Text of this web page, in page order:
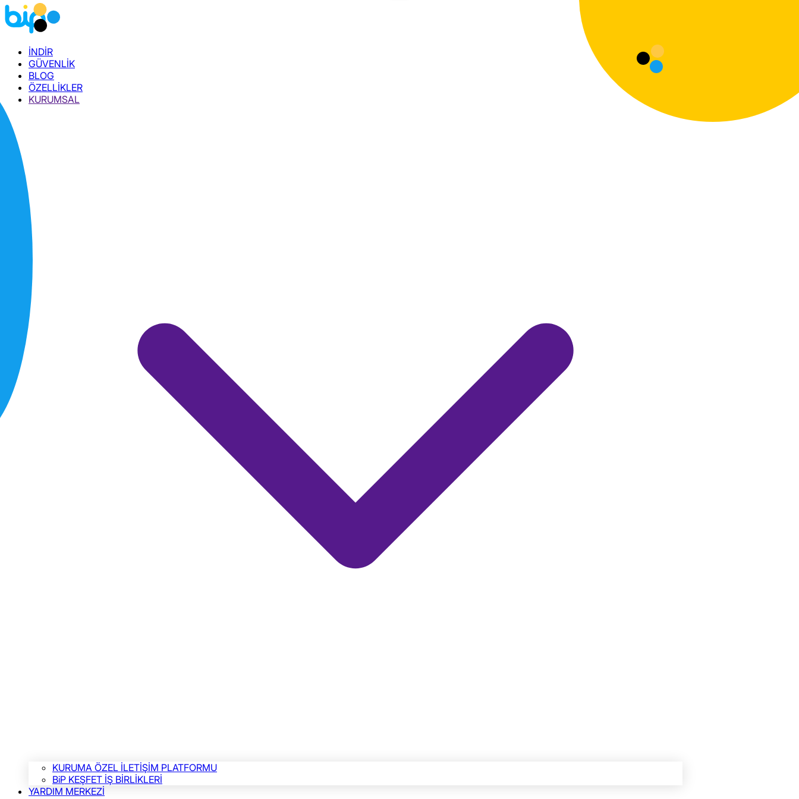
İNDİR
GÜVENLİK
BLOG
ÖZELLİKLER
KURUMSAL
KURUMA ÖZEL İLETİŞİM PLATFORMU
BiP KEŞFET İŞ BİRLİKLERİ
YARDIM MERKEZİ